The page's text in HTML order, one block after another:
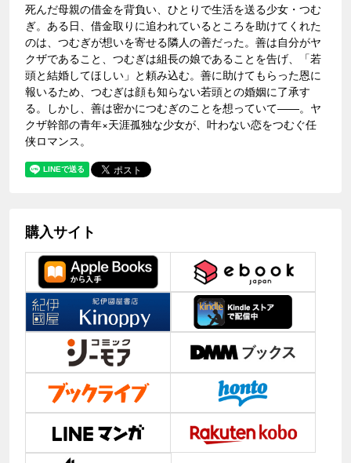
死んだ母親の借金を背負い、ひとりで生活を送る少女・つむ
ぎ。ある日、借金取りに追われているところを助けてくれた
のは、つむぎが想いを寄せる隣人の善だった。善は自分がヤ
クザであること、つむぎは組長の娘であることを告げ、「若
頭と結婚してほしい」と頼み込む。善に助けてもらった恩に
報いるため、つむぎは顔も知らない若頭との婚姻に了承す
る。しかし、善は密かにつむぎのことを想っていて――。ヤ
クザ幹部の青年×天涯孤独な少女が、叶わない恋をつむぐ任
侠ロマンス。
購入サイト